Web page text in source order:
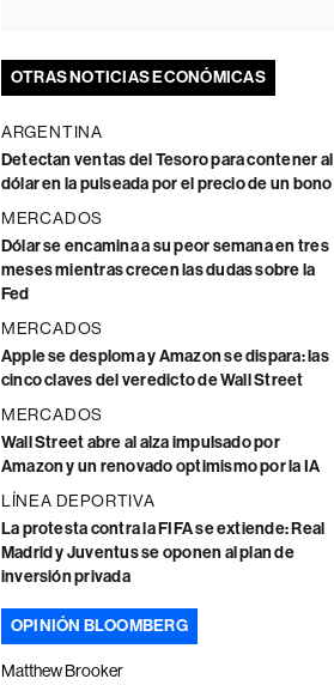
OTRAS NOTICIAS ECONÓMICAS
ARGENTINA
Detectan ventas del Tesoro para contener al
dólar en la pulseada por el precio de un bono
MERCADOS
Dólar se encamina a su peor semana en tres
meses mientras crecen las dudas sobre la
Fed
MERCADOS
Apple se desploma y Amazon se dispara: las
cinco claves del veredicto de Wall Street
MERCADOS
Wall Street abre al alza impulsado por
Amazon y un renovado optimismo por la IA
LÍNEA DEPORTIVA
La protesta contra la FIFA se extiende: Real
Madrid y Juventus se oponen al plan de
inversión privada
OPINIÓN BLOOMBERG
Matthew Brooker